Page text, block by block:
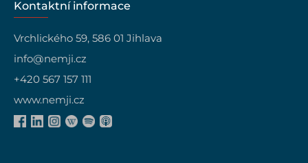
Kontaktní informace
Vrchlického 59, 586 01 Jihlava
info@nemji.cz
+420 567 157 111
www.nemji.cz